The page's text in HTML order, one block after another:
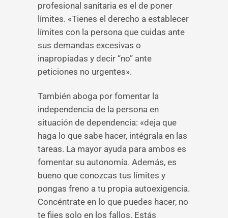
profesional sanitaria es el de poner
límites. «Tienes el derecho a establecer
límites con la persona que cuidas ante
sus demandas excesivas o
inapropiadas y decir “no” ante
peticiones no urgentes».
También aboga por fomentar la
independencia de la persona en
situación de dependencia: «deja que
haga lo que sabe hacer, intégrala en las
tareas. La mayor ayuda para ambos es
fomentar su autonomía. Además, es
bueno que conozcas tus límites y
pongas freno a tu propia autoexigencia.
Concéntrate en lo que puedes hacer, no
te fijes solo en los fallos. Estás